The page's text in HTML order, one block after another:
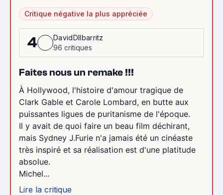
Critique négative la plus appréciée
4
DavidDIlbarritz
96 critiques
Faites nous un remake !!!
À Hollywood, l'histoire d'amour tragique de
Clark Gable et Carole Lombard, en butte aux
puissantes ligues de puritanisme de l'époque.
Il y avait de quoi faire un beau film déchirant,
mais Sydney J.Furie n'a jamais été un cinéaste
très inspiré et sa réalisation est d'une platitude
absolue.
Michel...
Lire la critique